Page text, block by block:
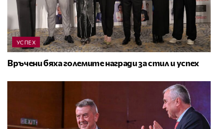
УСПЕХ
Връчени бяха големите награди за стил и успех